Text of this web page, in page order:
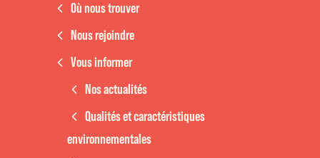
Où nous trouver
Nous rejoindre
Vous informer
Nos actualités
Qualités et caractéristiques
environnementales